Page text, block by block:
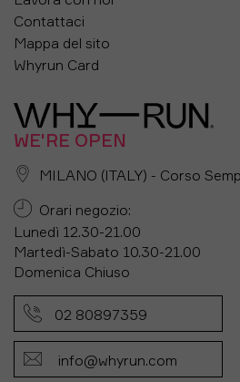
Contattaci
Mappa del sito
Whyrun Card
WE'RE OPEN
MILANO (ITALY) - Corso
Orari negozio:
Lunedì 12.30-21.00
Martedì-Sabato 10.30-21.00
Domenica Chiuso
02 80897359
info@whyrun.com